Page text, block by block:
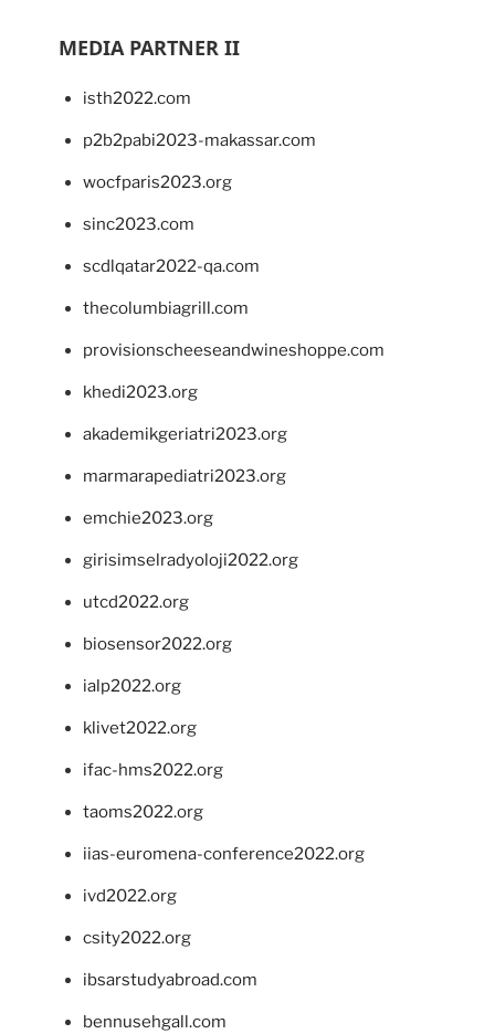
MEDIA PARTNER II
isth2022.com
p2b2pabi2023-makassar.com
wocfparis2023.org
sinc2023.com
scdlqatar2022-qa.com
thecolumbiagrill.com
provisionscheeseandwineshoppe.com
khedi2023.org
akademikgeriatri2023.org
marmarapediatri2023.org
emchie2023.org
girisimselradyoloji2022.org
utcd2022.org
biosensor2022.org
ialp2022.org
klivet2022.org
ifac-hms2022.org
taoms2022.org
iias-euromena-conference2022.org
ivd2022.org
csity2022.org
ibsarstudyabroad.com
bennusehgall.com